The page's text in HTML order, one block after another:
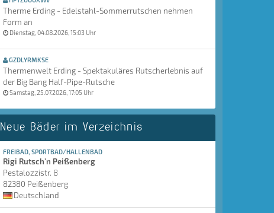
Therme Erding - Edelstahl-Sommerrutschen nehmen
Form an
Dienstag, 04.08.2026, 15:03 Uhr
GZDLYRMKSE
Thermenwelt Erding - Spektakuläres Rutscherlebnis auf
der Big Bang Half-Pipe-Rutsche
Samstag, 25.07.2026, 17:05 Uhr
Neue Bäder im Verzeichnis
FREIBAD, SPORTBAD/HALLENBAD
Rigi Rutsch'n Peißenberg
Pestalozzistr. 8
82380 Peißenberg
Deutschland